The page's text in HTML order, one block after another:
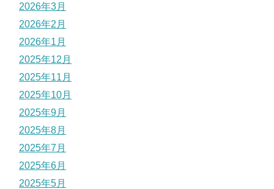
2026年3月
2026年2月
2026年1月
2025年12月
2025年11月
2025年10月
2025年9月
2025年8月
2025年7月
2025年6月
2025年5月